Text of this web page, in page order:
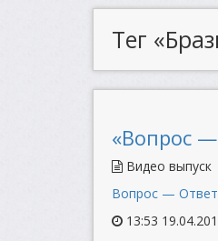
Тег
«Вопрос —
Видео выпуск
Вопрос — Ответ
13:53